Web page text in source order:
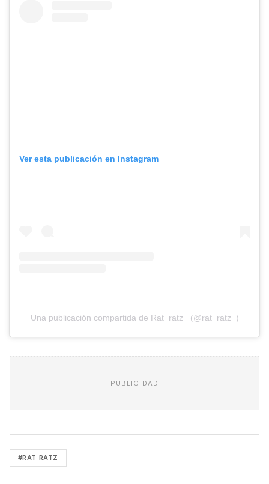
Ver esta publicación en Instagram
Una publicación compartida de Rat_ratz_ (@rat_ratz_)
PUBLICIDAD
#RAT RATZ